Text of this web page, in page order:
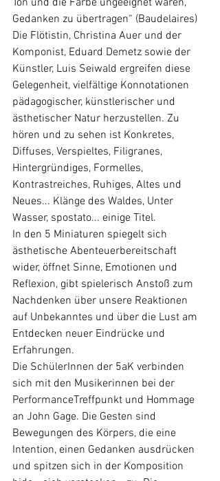
Ton und die Farbe ungeeignet wären,
Gedanken zu übertragen“ (Baudelaires)
Die Flötistin, Christina Auer und der
Komponist, Eduard Demetz sowie der
Künstler, Luis Seiwald ergreifen diese
Gelegenheit, vielfältige Konnotationen
pädagogischer, künstlerischer und
ästhetischer Natur herzustellen. Zu
hören und zu sehen ist Konkretes,
Diffuses, Verspieltes, Filigranes,
Hintergründiges, Formelles,
Kontrastreiches, Ruhiges, Altes und
Neues... Klänge des Waldes, Unter
Wasser, spostato... einige Titel.
In den 5 Miniaturen spiegelt sich
ästhetische Abenteuerbereitschaft
wider, öffnet Sinne, Emotionen und
Reflexion, gibt spielerisch Anstoß zum
Nachdenken über unsere Reaktionen
auf Unbekanntes und über die Lust am
Entdecken neuer Eindrücke und
Erfahrungen.
Die SchülerInnen der 5aK verbinden
sich mit den Musikerinnen bei der
PerformanceTreffpunkt und Hommage
an John Gage. Die Gesten sind
Bewegungen des Körpers, die eine
Intention, einen Gedanken ausdrücken
und spitzen sich in der Komposition